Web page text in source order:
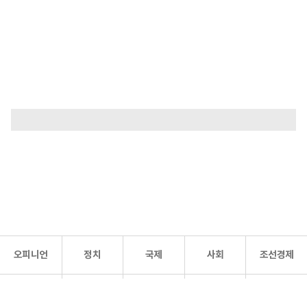
오피니언 정치 국제 사회 조선경제